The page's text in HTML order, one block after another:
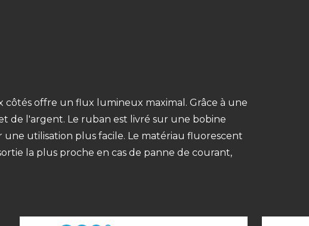
côtés offre un flux lumineux maximal. Grâce à une
de l'argent. Le ruban est livré sur une bobine
utilisation plus facile. Le matériau fluorescent
la plus proche en cas de panne de courant,